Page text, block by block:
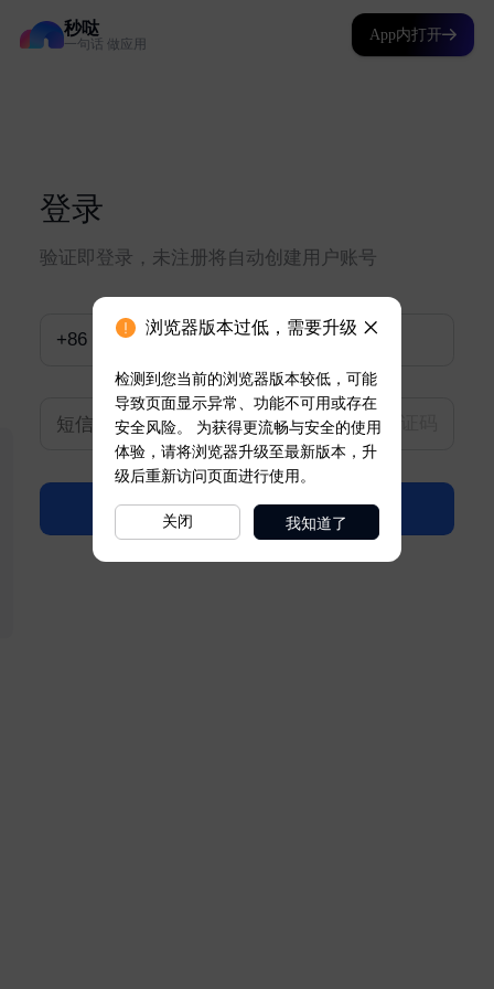
秒哒
一句话 做应用
App内打开
浏览器版本过低，需要升级
检测到您当前的浏览器版本较低，可能
导致页面显示异常、功能不可用或存在
安全风险。 为获得更流畅与安全的使用
体验，请将浏览器升级至最新版本，升
级后重新访问页面进行使用。
关闭 我知道了